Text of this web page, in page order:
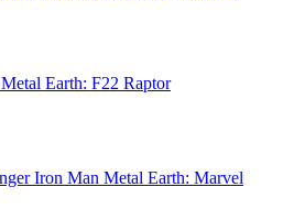
Metal Earth: F22 Raptor
Metal Earth: Marvel